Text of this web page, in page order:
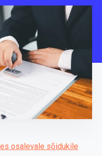
osalevale sõidukile